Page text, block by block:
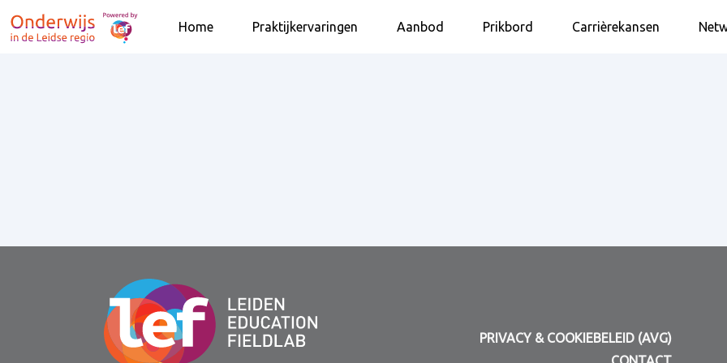
Home Praktijkervaringen Aanbod Prikbord Carrièrekansen
PRIVACY & COOKIEBELEID (AVG)